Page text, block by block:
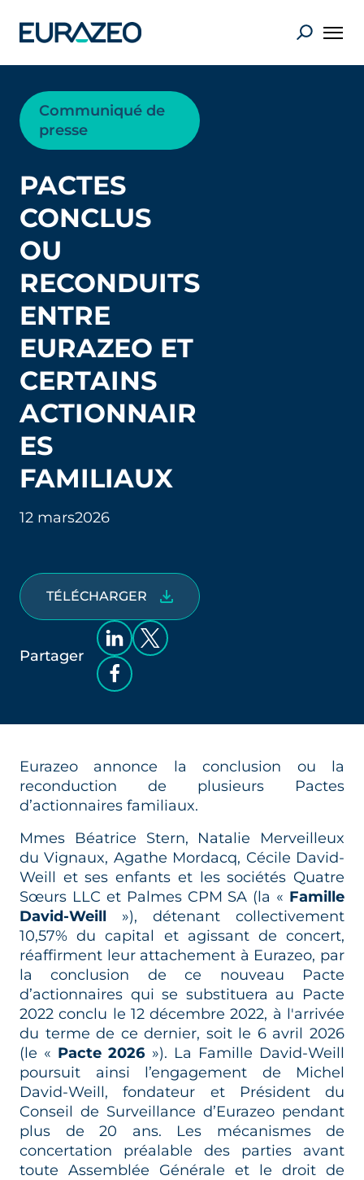
Communiqué de
presse
PACTES
CONCLUS
OU
RECONDUITS
ENTRE
EURAZEO ET
CERTAINS
ACTIONNAIR
ES
FAMILIAUX
12 mars2026
TÉLÉCHARGER
Partager
Eurazeo annonce la conclusion ou la
reconduction de plusieurs Pactes
d’actionnaires familiaux.
Mmes Béatrice Stern, Natalie Merveilleux
du Vignaux, Agathe Mordacq, Cécile David-
Weill et ses enfants et les sociétés Quatre
Sœurs LLC et Palmes CPM SA (la « Famille
David-Weill »), détenant collectivement
10,57% du capital et agissant de concert,
réaffirment leur attachement à Eurazeo, par
la conclusion de ce nouveau Pacte
d’actionnaires qui se substituera au Pacte
2022 conclu le 12 décembre 2022, à l'arrivée
du terme de ce dernier, soit le 6 avril 2026
(le « Pacte 2026 »). La Famille David-Weill
poursuit ainsi l’engagement de Michel
David-Weill, fondateur et Président du
Conseil de Surveillance d’Eurazeo pendant
plus de 20 ans. Les mécanismes de
concertation préalable des parties avant
toute Assemblée Générale et le droit de